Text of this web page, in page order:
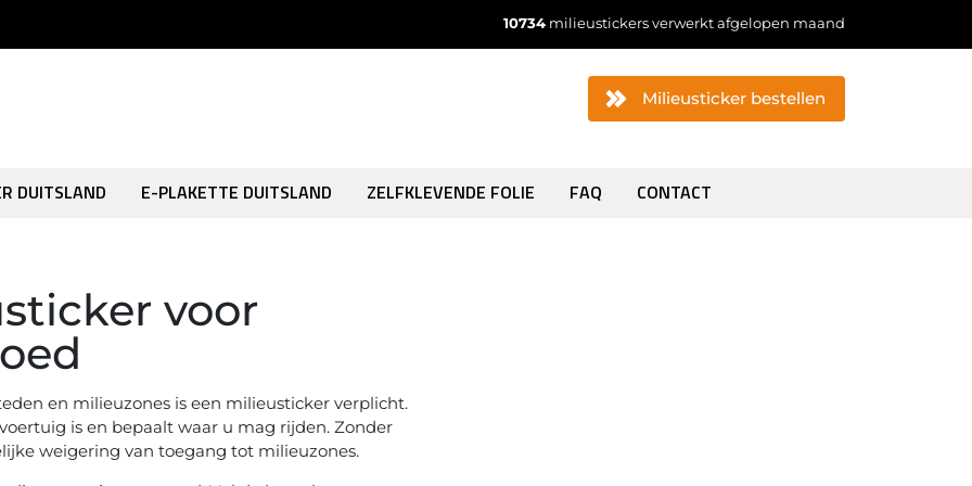
10734 milieustickers verwerkt afgelopen maand
Milieusticker bestellen
DUITSLAND E-PLAKETTE DUITSLAND ZELFKLEVENDE FOLIE FAQ CONTACT
voor
en milieuzones is een milieusticker verplicht.
is en bepaalt waar u mag rijden. Zonder
weigering van toegang tot milieuzones.